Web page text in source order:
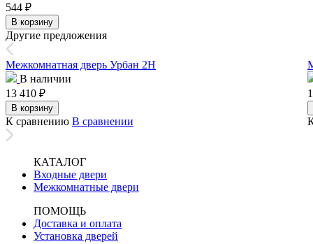
544 ₽
В корзину
Другие предложения
Межкомнатная дверь Урбан 2Н
В наличии
13 410 ₽
В корзину
К сравнению В сравнении
КАТАЛОГ
Входные двери
Межкомнатные двери
ПОМОЩЬ
Доставка и оплата
Установка дверей